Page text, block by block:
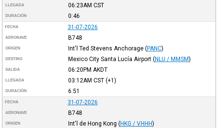
LLEGADA 06:23AM CST
DURACIÓN 0:46
FECHA 31-07-2026
AERONAVE B748
ORIGEN Int'l Ted Stevens Anchorage (PANC)
DESTINO Mexico City Santa Lucía Airport (NLU / MMSM)
SALIDA 06:20PM AKDT
LLEGADA 03:12AM CST(+1)
DURACIÓN 6:51
FECHA 31-07-2026
AERONAVE B748
ORIGEN Int'l de Hong Kong (HKG / VHHH)